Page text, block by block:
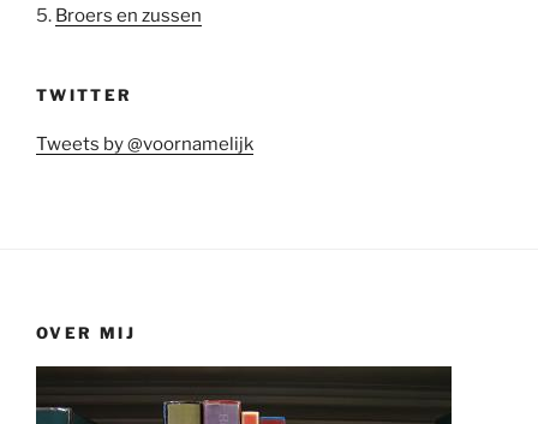
5. Broers en zussen
TWITTER
Tweets by @voornamelijk
OVER MIJ